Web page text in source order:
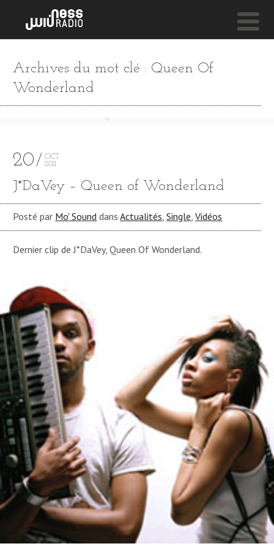
UMI
Populous
NESS LIVE !
Archives du mot clé : Queen Of
Wonderland
20
OCT
2011
J*DaVey – Queen of Wonderland
Posté par Mo' Sound dansActualités,Single,Vidéos
Dernier clip de J*DaVey, Queen Of Wonderland.